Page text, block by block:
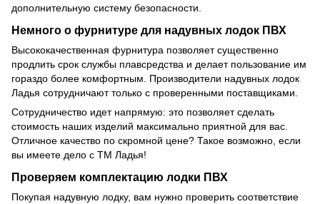
дополнительную систему безопасности.
Немного о фурнитуре для надувных лодок ПВХ
Высококачественная фурнитура позволяет существенно
продлить срок службы плавсредства и делает пользование им
гораздо более комфортным. Производители надувных лодок
Ладья сотрудничают только с проверенными поставщиками.
Сотрудничество идет напрямую: это позволяет сделать
стоимость наших изделий максимально приятной для вас.
Отличное качество по скромной цене? Такое возможно, если
вы имеете дело с ТМ Ладья!
Проверяем комплектацию лодки ПВХ
Покупая надувную лодку, вам нужно проверить соответствие